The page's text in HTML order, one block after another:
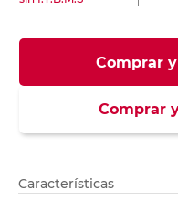
Comprar
Comprar
Características